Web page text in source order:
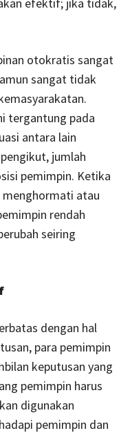
otokratis sangat
sangat tidak
tergantung pada
antara lain
jumlah
pemimpin. Ketika
atau
rendah
seiring
dengan hal
para pemimpin
keputusan yang
pemimpin harus
digunakan
pemimpin dan